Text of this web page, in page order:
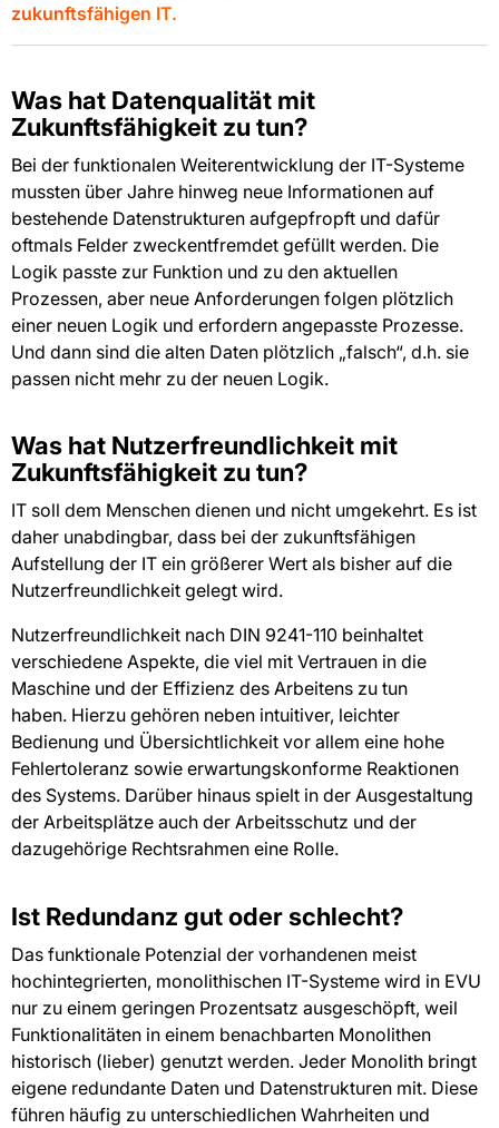
zukunftsfähigen IT.
Was hat Datenqualität mit
Zukunftsfähigkeit zu tun?
Bei der funktionalen Weiterentwicklung der IT-Systeme
mussten über Jahre hinweg neue Informationen auf
bestehende Datenstrukturen aufgepfropft und dafür
oftmals Felder zweckentfremdet gefüllt werden. Die
Logik passte zur Funktion und zu den aktuellen
Prozessen, aber neue Anforderungen folgen plötzlich
einer neuen Logik und erfordern angepasste Prozesse.
Und dann sind die alten Daten plötzlich „falsch“, d.h. sie
passen nicht mehr zu der neuen Logik.
Was hat Nutzerfreundlichkeit mit
Zukunftsfähigkeit zu tun?
IT soll dem Menschen dienen und nicht umgekehrt. Es ist
daher unabdingbar, dass bei der zukunftsfähigen
Aufstellung der IT ein größerer Wert als bisher auf die
Nutzerfreundlichkeit gelegt wird.
Nutzerfreundlichkeit nach DIN 9241-110 beinhaltet
verschiedene Aspekte, die viel mit Vertrauen in die
Maschine und der Effizienz des Arbeitens zu tun
haben. Hierzu gehören neben intuitiver, leichter
Bedienung und Übersichtlichkeit vor allem eine hohe
Fehlertoleranz sowie erwartungskonforme Reaktionen
des Systems. Darüber hinaus spielt in der Ausgestaltung
der Arbeitsplätze auch der Arbeitsschutz und der
dazugehörige Rechtsrahmen eine Rolle.
Ist Redundanz gut oder schlecht?
Das funktionale Potenzial der vorhandenen meist
hochintegrierten, monolithischen IT-Systeme wird in EVU
nur zu einem geringen Prozentsatz ausgeschöpft, weil
Funktionalitäten in einem benachbarten Monolithen
historisch (lieber) genutzt werden. Jeder Monolith bringt
eigene redundante Daten und Datenstrukturen mit. Diese
führen häufig zu unterschiedlichen Wahrheiten und